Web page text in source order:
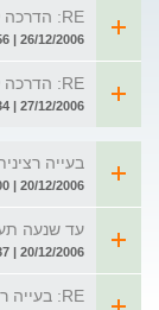
RE: הדרכה למטפלים- הסבר
26/12/2006 | 08:56 | מאת:
RE: הדרכה למטפלים- הסבר
27/12/2006 | 17:34 | מאת: דני לא רופא ולא מטפל
בעייה
20/12/2006 | 20:00 | מאת: אביבית
עד שנעה
20/12/2006 | 21:37 | מאת: דני לא רופא ולא מטפל
RE: בעייה רצינית בזיכרון